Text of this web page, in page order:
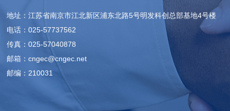
地址：江苏省南京市江北新区浦东北路5号明发科创总部基地4号楼
电话：025-57737562
传真：025-57040878
邮箱：cngec@cngec.net
邮编：210031